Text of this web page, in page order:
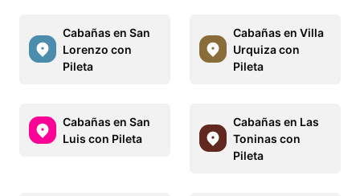
Cabañas en San
Lorenzo con
Pileta
Cabañas en Villa
Urquiza con
Pileta
Cabañas en San
Luis con Pileta
Cabañas en Las
Toninas con
Pileta